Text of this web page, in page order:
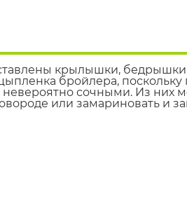
крылышки, бедрышки
бройлера,
невероятно сочными. Из них
или замариновать и